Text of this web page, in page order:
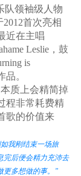
队领袖级人物
首次亮相
近在主唱
Leslie，鼓
is
。
质上会精简掉
程非常耗费精
歌的价值来
我刚结束一场旅
完后便会精力充沛去
更多想做的事。”